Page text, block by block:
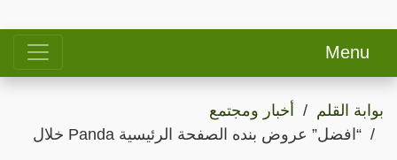
Menu
بوابة القلم
أخبار ومجتمع
“افضل” عروض بنده الصفحة الرئيسية Panda خلال